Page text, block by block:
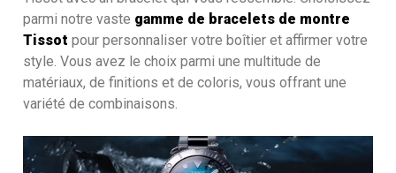
parmi notre vaste gamme de bracelets de montre
Tissot pour personnaliser votre boîtier et affirmer votre
style. Vous avez le choix parmi une multitude de
matériaux, de finitions et de coloris, vous offrant une
variété de combinaisons.